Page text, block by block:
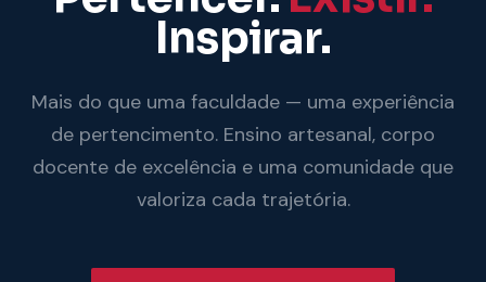
Inspirar.
Mais do que uma faculdade — uma experiência
de pertencimento. Ensino artesanal, corpo
docente de excelência e uma comunidade que
valoriza cada trajetória.